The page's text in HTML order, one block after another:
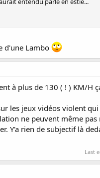
d'une Lambo
à plus de 130 ( ! ) KM/H
les jeux vidéos violent
ne peuvent même pas
Y'a rien de subjectif là
Last